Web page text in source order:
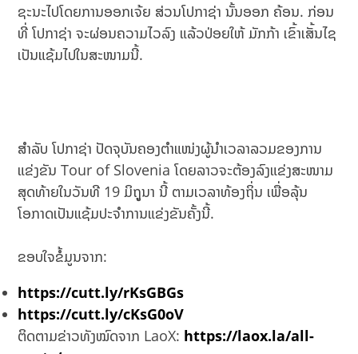
ຊະນະໄປໂດຍການອອກເຈ້ຍ ສ່ວນໂປກາຊ່າ ນັ້ນອອກ ຄ້ອນ. ກ່ອນ
ທີ່ ໂປກາຊ່າ ຈະຜ່ອນຄວາມໄວລົງ ແລ້ວປ່ອຍໃຫ້ ມັກກ້າ ເຂົ້າເສັ້ນໄຊ
ເປັນແຊ້ມໄປໃນສະໜາມນີ້.
ສຳລັບ ໂປກາຊ່າ ປັດຈຸບັນຄອງຕຳແໜ່ງຜູ້ນຳເວລາລວມຂອງການ
ແຂ່ງຂັນ Tour of Slovenia ໂດຍລາວຈະຕ້ອງລົງແຂ່ງສະໜາມ
ສຸດທ້າຍໃນວັນທີ 19 ມິຖຸູນາ ນີ້ ຕາມເວລາທ້ອງຖິ່ນ ເພື່ອລຸ້ນ
ໂອກາດເປັນແຊ້ມປະຈຳການແຂ່ງຂັນຄັ້ງນີ້.
ຂອບໃຈຂໍ້ມູນຈາກ:
https://cutt.ly/rKsGBGs
https://cutt.ly/cKsG0oV
ຕິດຕາມຂ່າວທັງໝົດຈາກ LaoX: https://laox.la/all-